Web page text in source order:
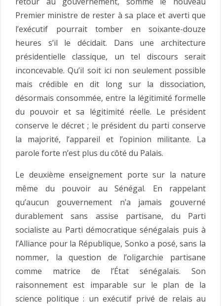
Premier ministre de rester à sa place et averti que
l’exécutif pourrait tomber en soixante-douze
heures s’il le décidait. Dans une architecture
présidentielle classique, un tel discours serait
inconcevable. Qu’il soit ici non seulement possible
mais crédible en dit long sur la dissociation,
désormais consommée, entre la légitimité formelle
du pouvoir et sa légitimité réelle. Le président
conserve le décret ; le président du parti conserve
la majorité, l’appareil et l’opinion militante. La
parole forte n’est plus du côté du Palais.
Le deuxième enseignement porte sur la nature
même du pouvoir au Sénégal. En rappelant
qu’aucun gouvernement n’a jamais gouverné
durablement sans assise partisane, du Parti
socialiste au Parti démocratique sénégalais puis à
l’Alliance pour la République, Sonko a posé, sans la
nommer, la question de l’oligarchie partisane
comme matrice de l’État sénégalais. Son
raisonnement est imparable sur le plan de la
science politique : un exécutif privé de relais au